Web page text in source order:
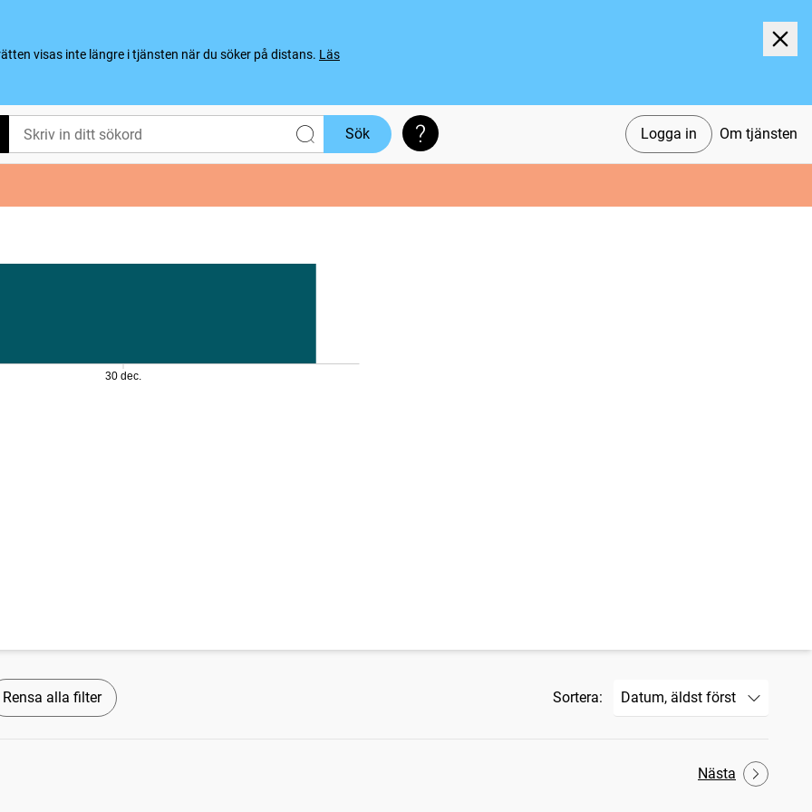
visas inte längre i tjänsten när du söker på distans. Läs
Logga in Om tjänsten
Sök Söktips
30 dec.
Rensa alla filter Sortera:
Nästa